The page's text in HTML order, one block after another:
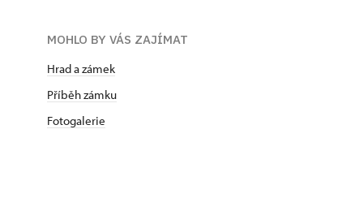
MOHLO BY VÁS ZAJÍMAT
Hrad a zámek
Příběh zámku
Fotogalerie